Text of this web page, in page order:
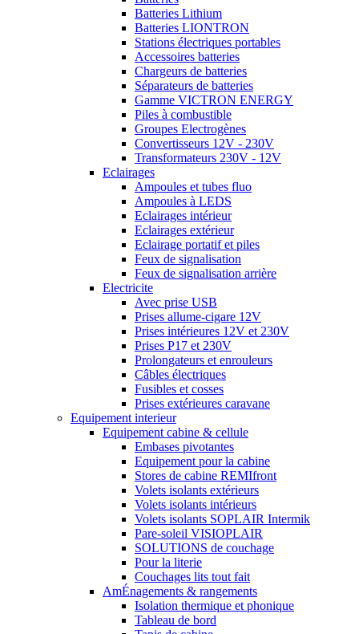
Batteries Lithium
Batteries LIONTRON
Stations électriques portables
Accessoires batteries
Chargeurs de batteries
Séparateurs de batteries
Gamme VICTRON ENERGY
Piles à combustible
Groupes Electrogènes
Convertisseurs 12V - 230V
Transformateurs 230V - 12V
Eclairages
Ampoules et tubes fluo
Ampoules à LEDS
Eclairages intérieur
Eclairages extérieur
Eclairage portatif et piles
Feux de signalisation
Feux de signalisation arrière
Electricite
Avec prise USB
Prises allume-cigare 12V
Prises intérieures 12V et 230V
Prises P17 et 230V
Prolongateurs et enrouleurs
Câbles électriques
Fusibles et cosses
Prises extérieures caravane
Equipement interieur
Equipement cabine & cellule
Embases pivotantes
Equipement pour la cabine
Stores de cabine REMIfront
Volets isolants extérieurs
Volets isolants intérieurs
Volets isolants SOPLAIR Intermik
Pare-soleil VISIOPLAIR
SOLUTIONS de couchage
Pour la literie
Couchages lits tout fait
AmÉnagements & rangements
Isolation thermique et phonique
Tableau de bord